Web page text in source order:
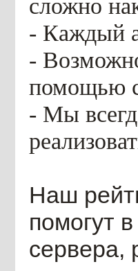
сложно
- Каждый
-
помощью
- Мы
Наш
помогут
сервера,